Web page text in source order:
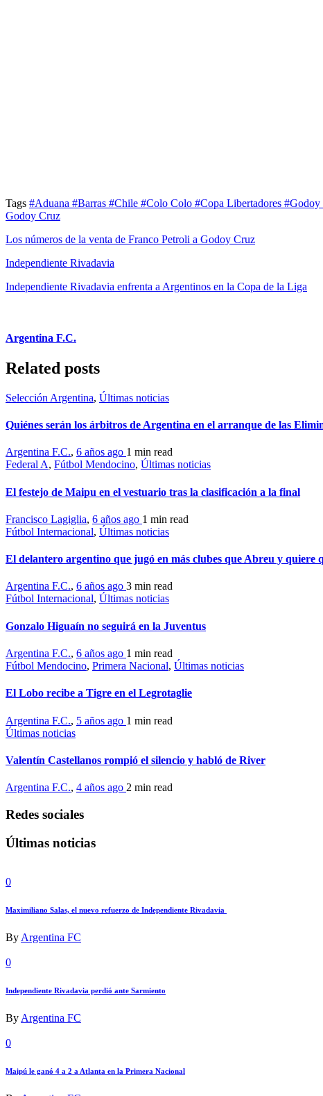
Tags #Aduana #Barras #Chile #Colo Colo #Copa Libertadores #Godoy
Godoy Cruz
Los números de la venta de Franco Petroli a Godoy Cruz
Independiente Rivadavia
Independiente Rivadavia enfrenta a Argentinos en la Copa de la Liga
Argentina F.C.
Related posts
Selección Argentina, Últimas noticias
Quiénes serán los árbitros de Argentina en el arranque de las
Argentina F.C., 6 años ago 1 min read
Federal A, Fútbol Mendocino, Últimas noticias
El festejo de Maipu en el vestuario tras la clasificación a la final
Francisco Lagiglia, 6 años ago 1 min read
Fútbol Internacional, Últimas noticias
El delantero argentino que jugó en más clubes que Abreu y quiere
Argentina F.C., 6 años ago 3 min read
Fútbol Internacional, Últimas noticias
Gonzalo Higuaín no seguirá en la Juventus
Argentina F.C., 6 años ago 1 min read
Fútbol Mendocino, Primera Nacional, Últimas noticias
El Lobo recibe a Tigre en el Legrotaglie
Argentina F.C., 5 años ago 1 min read
Últimas noticias
Valentín Castellanos rompió el silencio y habló de River
Argentina F.C., 4 años ago 2 min read
Redes sociales
Últimas noticias
0
Maximiliano Salas, el nuevo refuerzo de Independiente Rivadavia
By Argentina FC
0
Independiente Rivadavia perdió ante Sarmiento
By Argentina FC
0
Maipú le ganó 4 a 2 a Atlanta en la Primera Nacional